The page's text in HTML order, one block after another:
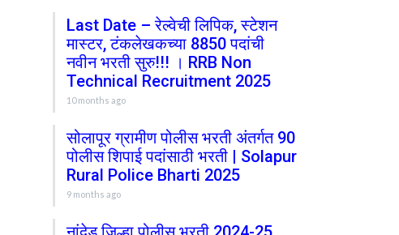
Last Date – रेल्वेची लिपिक, स्टेशन
मास्टर, टंकलेखकच्या 8850 पदांची
नवीन भरती सुरु!!! । RRB Non
Technical Recruitment 2025
10 months ago
सोलापूर ग्रामीण पोलीस भरती अंतर्गत 90
पोलीस शिपाई पदांसाठी भरती | Solapur
Rural Police Bharti 2025
9 months ago